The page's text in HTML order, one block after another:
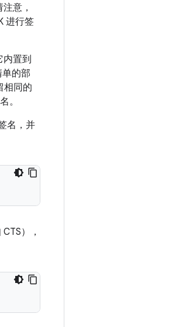
注意，
进行签
内置到
的部
相同的
。
名，并
），